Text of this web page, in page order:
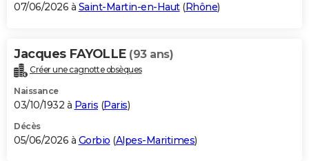
07/06/2026 à Saint-Martin-en-Haut(Rhône)
Jacques FAYOLLE (93 ans)
Créer une cagnotte obsèques
Naissance
03/10/1932 à Paris (Paris)
Décès
05/06/2026 à Gorbio (Alpes-Maritimes)